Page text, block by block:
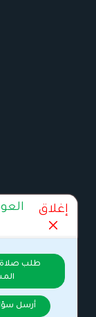
إغلاق
طلب صلاة
أرسل